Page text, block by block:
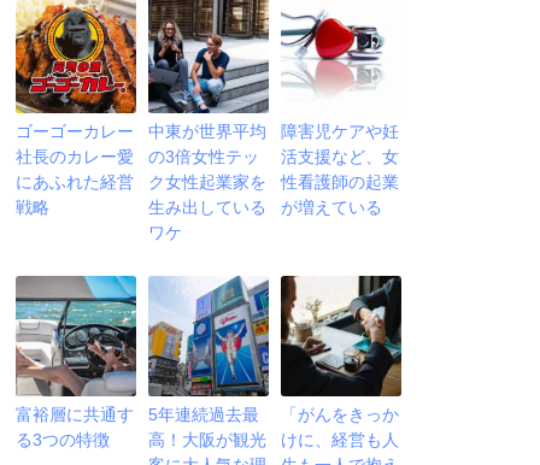
ゴーゴーカレー
社長のカレー愛
にあふれた経営
戦略
中東が世界平均
の3倍女性テッ
ク女性起業家を
生み出している
ワケ
障害児ケアや妊
活支援など、女
性看護師の起業
が増えている
富裕層に共通す
る3つの特徴
5年連続過去最
高！大阪が観光
「がんをきっか
けに、経営も人